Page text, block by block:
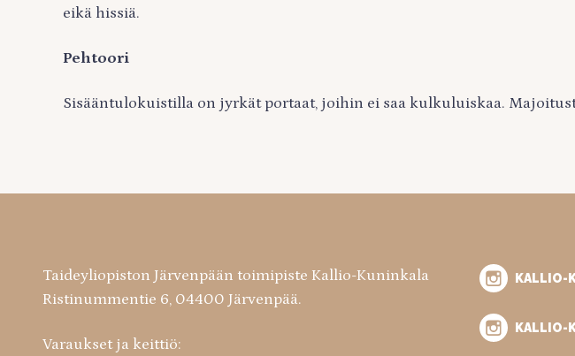
eikä hissiä.
Pehtoori
Sisääntulokuistilla on jyrkät portaat, joihin ei saa kulkuluiskaa.
Taideyliopiston Järvenpään toimipiste Kallio-Kuninkala
Ristinummentie 6, 04400 Järvenpää.
Varaukset ja keittiö:
KALLIO-
KALLIO-